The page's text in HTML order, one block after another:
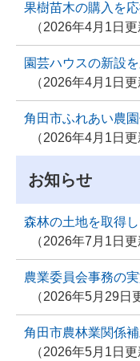
果樹苗木の購入を
2026年4月1日更
園芸ハウスの新設
2026年4月1日更
角田市ふれあい農
2026年4月1日更
お知らせ
森林の土地を取得
2026年7月1日更
農業委員会事務の
2026年5月29日
角田市農林業関係
2026年5月1日更